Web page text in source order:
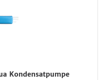
Kondensatpumpe